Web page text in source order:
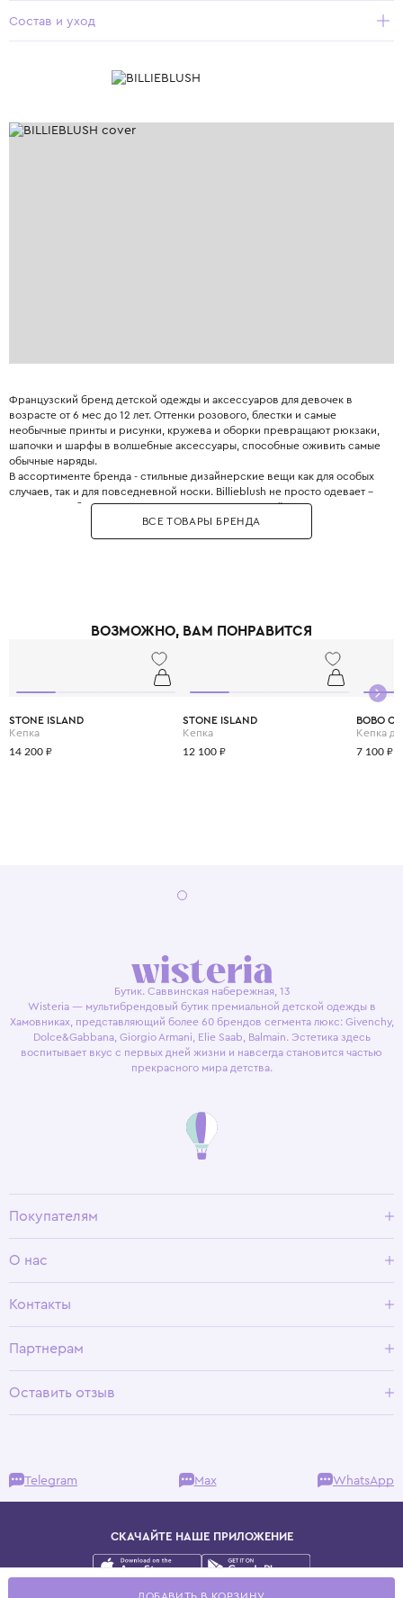
Состав и уход
Французский бренд детской одежды и аксессуаров для девочек в
возрасте от 6 мес до 12 лет. Оттенки розового, блестки и самые
необычные принты и рисунки, кружева и оборки превращают рюкзаки,
шапочки и шарфы в волшебные аксессуары, способные оживить самые
обычные наряды.
В ассортименте бренда - стильные дизайнерские вещи как для особых
случаев, так и для повседневной носки. Billieblush не просто одевает –
он дарит свободу двигаться, смеяться и расти в своём ритме.
ВСЕ ТОВАРЫ БРЕНДА
ВОЗМОЖНО, ВАМ ПОНРАВИТСЯ
STONE ISLAND
Кепка
14 200 ₽
STONE ISLAND
Кепка
12 100 ₽
BOBO
Кепка
7 100 ₽
Бутик. Саввинская набережная, 13
Wisteria — мультибрендовый бутик премиальной детской одежды в
Хамовниках, представляющий более 60 брендов сегмента люкс: Givenchy,
Dolce&Gabbana, Giorgio Armani, Elie Saab, Balmain. Эстетика здесь
воспитывает вкус с первых дней жизни и навсегда становится частью
прекрасного мира детства.
Покупателям
Условия возврата
О нас
Программа лояльности
Контакты
Партнерам
Оставить отзыв
Telegram Max WhatsApp
СКАЧАЙТЕ НАШЕ ПРИЛОЖЕНИЕ
Политика конфиденциальности